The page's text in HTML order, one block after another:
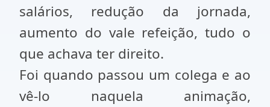
salários, redução da jornada,
aumento do vale refeição, tudo o
que achava ter direito.
Foi quando passou um colega e ao
vê-lo naquela animação,